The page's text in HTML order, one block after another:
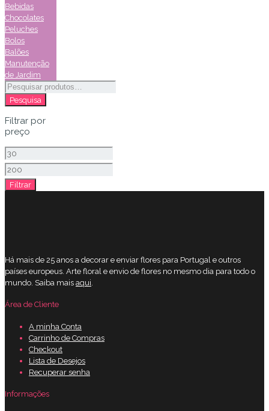
Bebidas
Chocolates
Peluches
Bolos
Balões
Manutenção
de Jardim
Pesquisar
por:
Pesquisa
Filtrar por
preço
Preço
mínimo
Preço
máximo
Filtrar
Há mais de 25 anos a decorar e enviar flores para Portugal e outros
países europeus. Arte floral e envio de flores no mesmo dia para todo o
mundo. Saiba mais aqui.
Área de Cliente
A minha Conta
Carrinho de Compras
Checkout
Lista de Desejos
Recuperar senha
Informações